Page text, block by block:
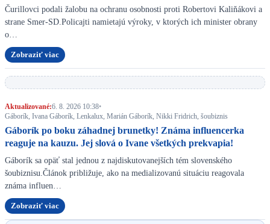
Čurillovci podali žalobu na ochranu osobnosti proti Robertovi Kaliňákovi a
strane Smer-SD.Policajti namietajú výroky, v ktorých ich minister obrany
o…
Zobraziť viac
Aktualizované:6. 8. 2026 10:38•
Gáborík, Ivana Gáborík, Lenkalux, Marián Gáborík, Nikki Fridrich, šoubiznis
Gáborík po boku záhadnej brunetky! Známa influencerka
reaguje na kauzu. Jej slová o Ivane všetkých prekvapia!
Gáborík sa opäť stal jednou z najdiskutovanejších tém slovenského
šoubiznisu.Článok približuje, ako na medializovanú situáciu reagovala
známa influen…
Zobraziť viac